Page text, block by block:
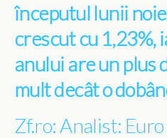
începutul lunii
crescut cu 1,23%,
anului are un plus
mult decât o
Zf.ro: Analist: